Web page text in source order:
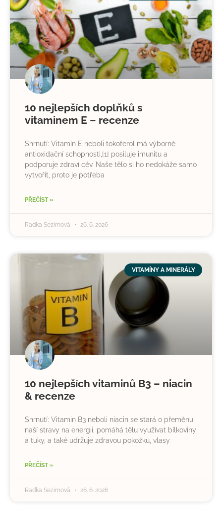
10 nejlepších doplňků s
vitaminem E – recenze
Shrnutí: Vitamín E neboli tokoferol má výborné
antioxidační schopnosti,[1] posiluje imunitu a
podporuje zdraví cév. Naše tělo si ho nedokáže samo
vytvořit, proto je potřeba
PŘEČÍST »
Radka Sezimová 26. 6. 2026
VITAMÍNY A MINERÁLY
10 nejlepších vitaminů B3 – niacin
& recenze
Shrnutí: Vitamin B3 neboli niacin se stará o přeměnu
naší stravy na energii, pomáhá tělu využívat bílkoviny
a tuky, a také udržuje zdravou pokožku, vlasy
PŘEČÍST »
Radka Sezimová 26. 6. 2026